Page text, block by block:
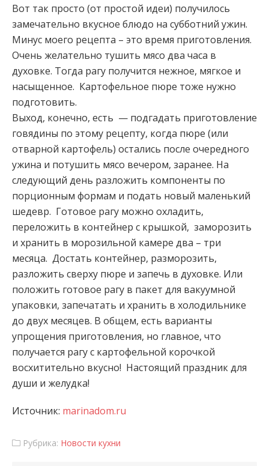
Вот так просто (от простой идеи) получилось
замечательно вкусное блюдо на субботний ужин.
Минус моего рецепта – это время приготовления.
Очень желательно тушить мясо два часа в
духовке. Тогда рагу получится нежное, мягкое и
насыщенное. Картофельное пюре тоже нужно
подготовить.
Выход, конечно, есть — подгадать приготовление
говядины по этому рецепту, когда пюре (или
отварной картофель) остались после очередного
ужина и потушить мясо вечером, заранее. На
следующий день разложить компоненты по
порционным формам и подать новый маленький
шедевр. Готовое рагу можно охладить,
переложить в контейнер с крышкой, заморозить
и хранить в морозильной камере два – три
месяца. Достать контейнер, разморозить,
разложить сверху пюре и запечь в духовке. Или
положить готовое рагу в пакет для вакуумной
упаковки, запечатать и хранить в холодильнике
до двух месяцев. В общем, есть варианты
упрощения приготовления, но главное, что
получается рагу с картофельной корочкой
восхитительно вкусно! Настоящий праздник для
души и желудка!
Источник: marinadom.ru
Рубрика: Новости кухни